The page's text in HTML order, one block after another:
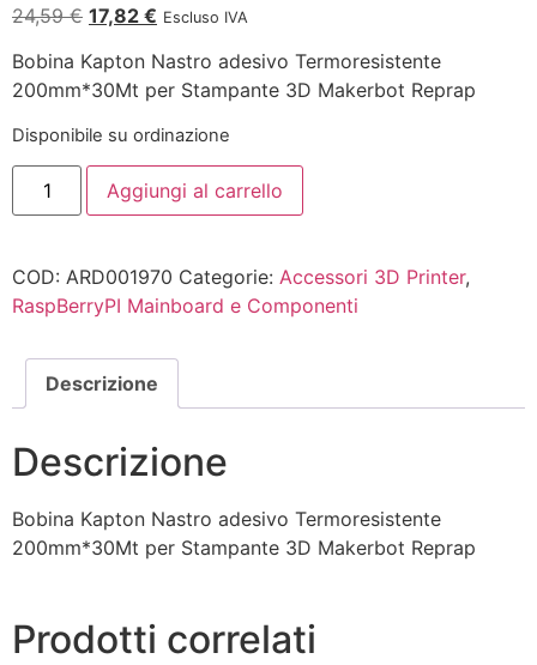
24,59€ 17,82 € Escluso IVA
Bobina Kapton Nastro adesivo Termoresistente
200mm*30Mt per Stampante 3D Makerbot Reprap
Disponibile su ordinazione
Aggiungi al carrello
COD: ARD001970 Categorie: Accessori 3D Printer,
RaspBerryPI Mainboard e Componenti
Descrizione
Descrizione
Bobina Kapton Nastro adesivo Termoresistente
200mm*30Mt per Stampante 3D Makerbot Reprap
Prodotti correlati